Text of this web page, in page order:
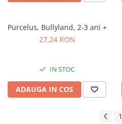
Purcelus, Bullyland, 2-3 ani +
27,24 RON
IN STOC
ADAUGA IN COS
1